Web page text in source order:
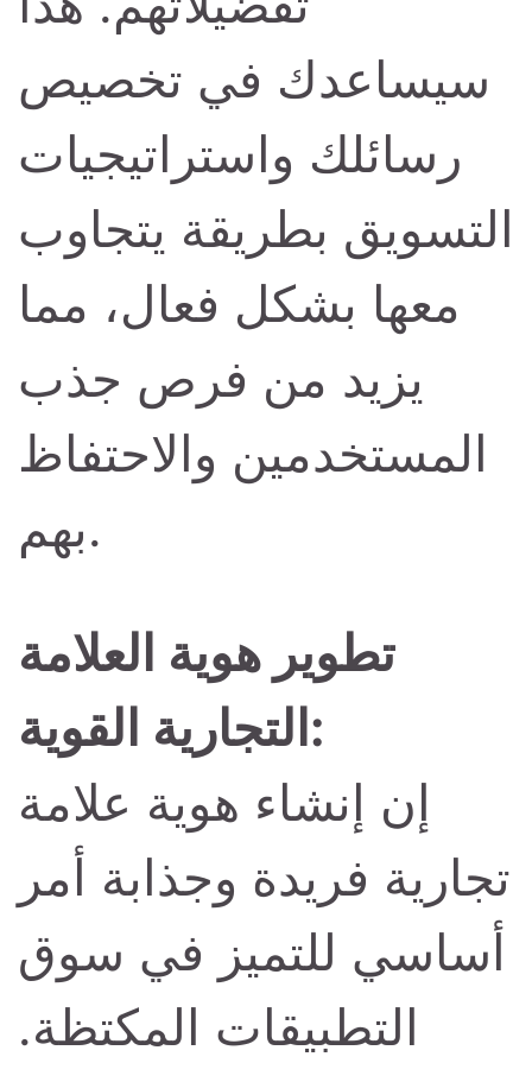
سيساعدك في تخصيص
رسائلك واستراتيجيات
التسويق بطريقة يتجاوب
معها بشكل فعال، مما
يزيد من فرص جذب
المستخدمين والاحتفاظ
بهم.
تطوير هوية العلامة
التجارية القوية:
إن إنشاء هوية علامة
تجارية فريدة وجذابة أمر
أساسي للتميز في سوق
التطبيقات المكتظة.